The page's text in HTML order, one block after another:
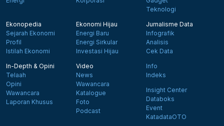
Teknologi
Ekonopedia
Sejarah Ekonomi
Profil
Istilah Ekonomi
Ekonomi Hijau
Energi Baru
Energi Sirkular
Investasi Hijau
Jurnalisme Data
Infografik
Analisis
Cek Data
In-Depth & Opini
Telaah
Opini
Wawancara
Laporan Khusus
Video
News
Wawancara
Katalogue
Foto
Podcast
Info
Indeks
Insight Center
Databoks
Event
KatadataOTO